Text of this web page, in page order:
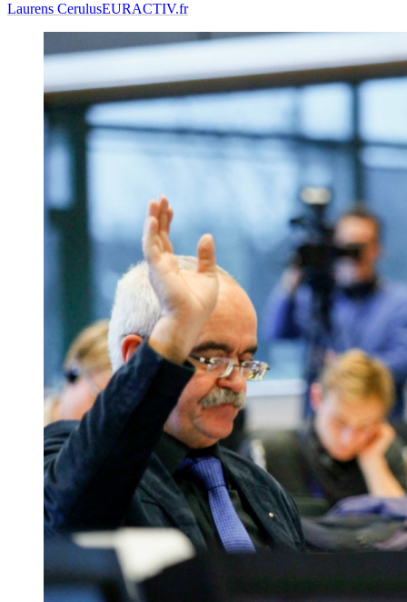
Laurens CerulusEURACTIV.fr